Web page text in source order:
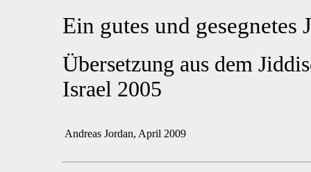
Ein gutes und gesegnetes
Übersetzung aus dem
Israel 2005
Andreas Jordan, April 2009